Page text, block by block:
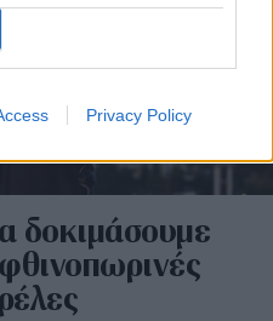
Privacy Policy
δοκιμάσουμε